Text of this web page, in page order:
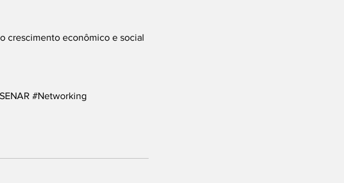
crescimento econômico e social
#Networking